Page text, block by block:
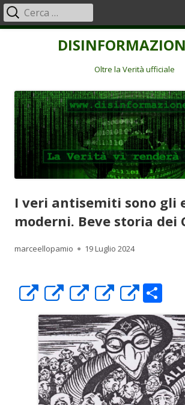
Oltre la Verità ufficiale
Menu
principale
Ricerca
per:
I veri antisemiti sono gli
moderni. Beve storia dei
Autore
marceellopamio Pubblicato
19 Luglio 2024
Apre
in
una
nuova
finestra
Apre
in
una
nuova
finestra
Apre
in
una
nuova
finestra
Apre
in
una
nuova
finestra
Apre
in
una
o
n
di
vi
di